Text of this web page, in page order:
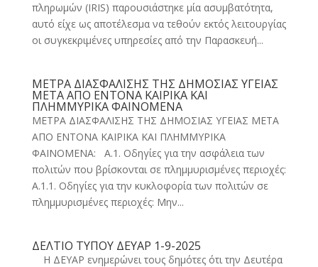
πληρωμών (IRIS) παρουσιάστηκε μία ασυμβατότητα,
αυτό είχε ως αποτέλεσμα να τεθούν εκτός λειτουργίας
οι συγκεκριμένες υπηρεσίες από την Παρασκευή...
ΜΕΤΡΑ ΔΙΑΣΦΑΛΙΣΗΣ ΤΗΣ ΔΗΜΟΣΙΑΣ ΥΓΕΙΑΣ
ΜΕΤΑ ΑΠΟ ΕΝΤΟΝΑ ΚΑΙΡΙΚΑ ΚΑΙ
ΠΛΗΜΜΥΡΙΚΑ ΦΑΙΝΟΜΕΝΑ
ΜΕΤΡΑ ΔΙΑΣΦΑΛΙΣΗΣ ΤΗΣ ΔΗΜΟΣΙΑΣ ΥΓΕΙΑΣ ΜΕΤΑ
ΑΠΟ ΕΝΤΟΝΑ ΚΑΙΡΙΚΑ ΚΑΙ ΠΛΗΜΜΥΡΙΚΑ
ΦΑΙΝΟΜΕΝΑ: Α.1. Οδηγίες για την ασφάλεια των
πολιτών που βρίσκονται σε πλημμυρισμένες περιοχές:
Α.1.1. Οδηγίες για την κυκλοφορία των πολιτών σε
πλημμυρισμένες περιοχές: Μην...
ΔΕΛΤΙΟ ΤΥΠΟΥ ΔΕΥΑΡ 1-9-2025
Η ΔΕΥΑΡ ενημερώνει τους δημότες ότι την Δευτέρα